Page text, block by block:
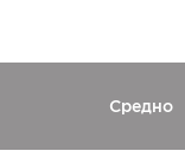
Средно